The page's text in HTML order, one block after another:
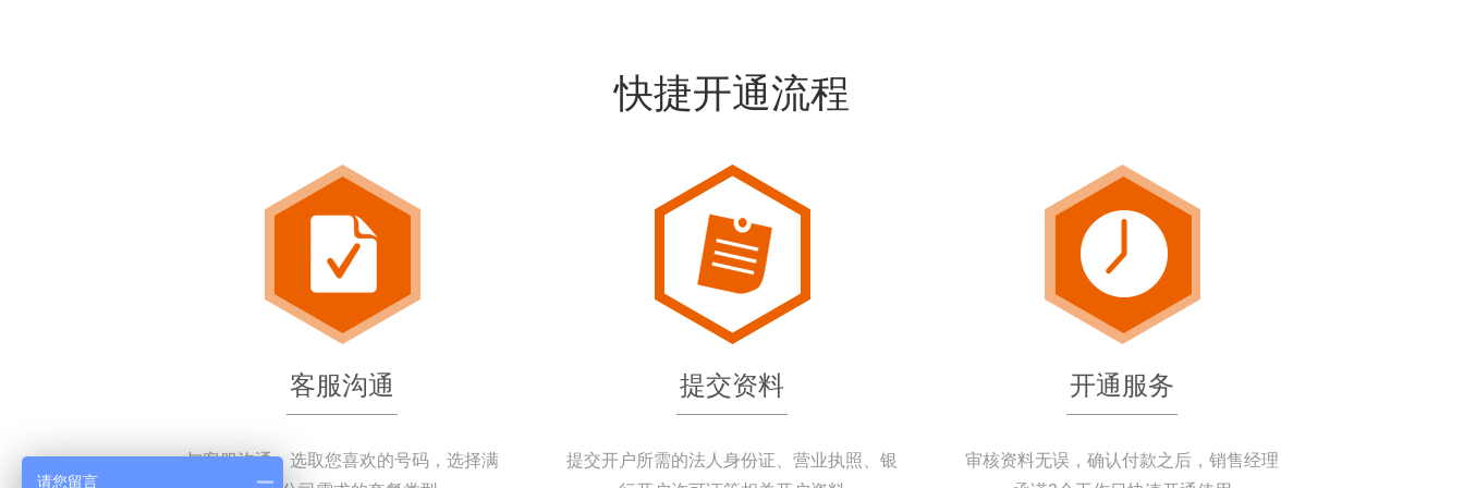
快捷开通流程
客服沟通
与客服沟通，选取您喜欢的号码，选择满
提交资料
提交开户所需的法人身份证、营业执照、银
开通服务
审核资料无误，确认付款之后，销售经理
请您留言